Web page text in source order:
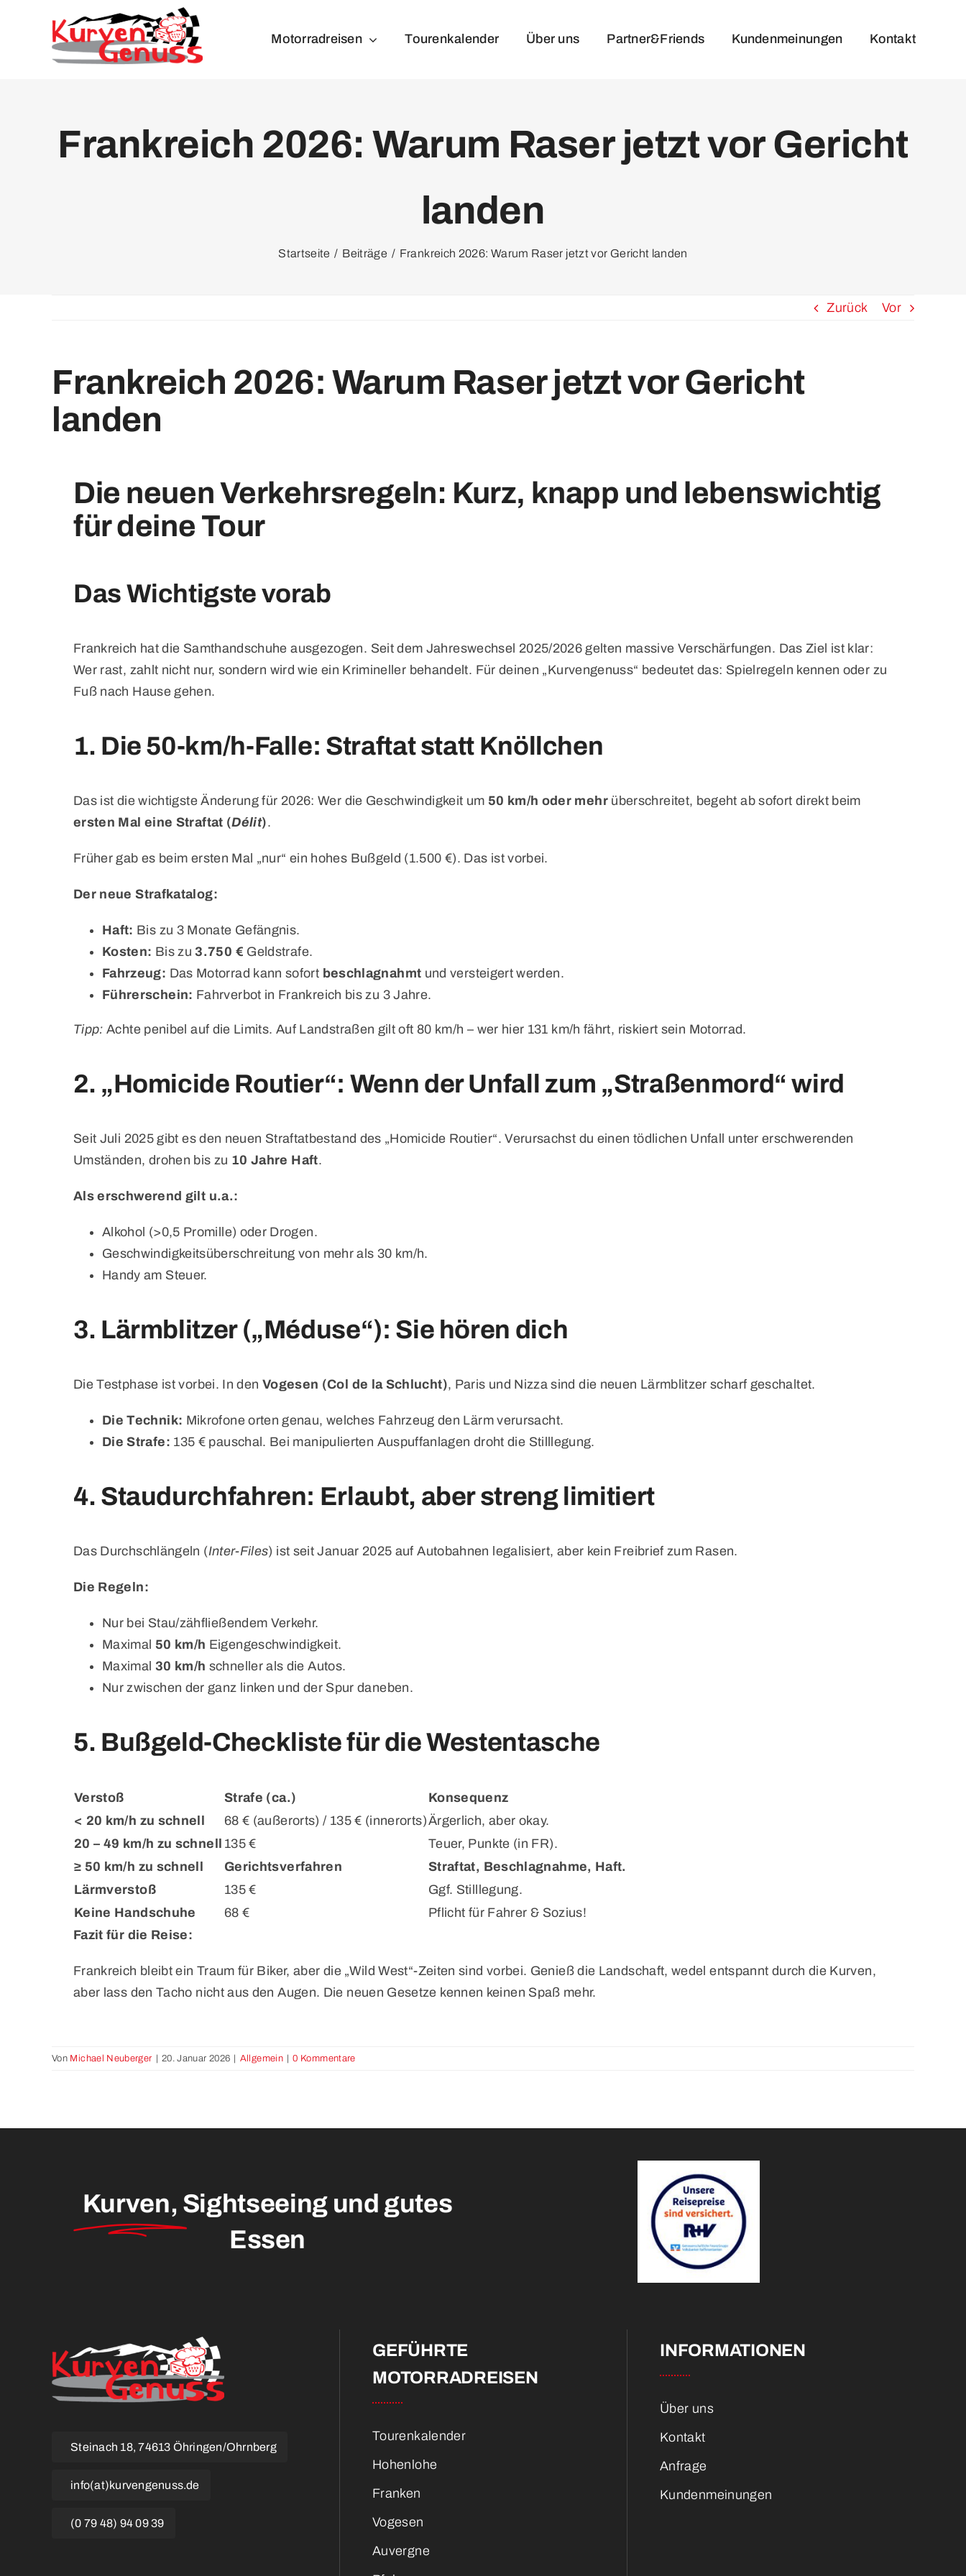
Motorradreisen Tourenkalender Über uns Partner&Friends Kundenmeinungen Kontakt
Frankreich 2026: Warum Raser jetzt vor Gericht
landen
Startseite Beiträge Frankreich 2026: Warum Raser jetzt vor Gericht landen
Zurück Vor
Frankreich 2026: Warum Raser jetzt vor Gericht
landen
Die neuen Verkehrsregeln: Kurz, knapp und lebenswichtig
für deine Tour
Das Wichtigste vorab
Frankreich hat die Samthandschuhe ausgezogen. Seit dem Jahreswechsel 2025/2026 gelten massive Verschärfungen. Das Ziel ist klar:
Wer rast, zahlt nicht nur, sondern wird wie ein Krimineller behandelt. Für deinen „Kurvengenuss“ bedeutet das: Spielregeln kennen oder zu
Fuß nach Hause gehen.
1. Die 50-km/h-Falle: Straftat statt Knöllchen
Das ist die wichtigste Änderung für 2026: Wer die Geschwindigkeit um 50 km/h oder mehrüberschreitet, begeht ab sofort direkt beim
ersten Mal eine Straftat (Délit).
Früher gab es beim ersten Mal „nur“ ein hohes Bußgeld (1.500 €). Das ist vorbei.
Der neue Strafkatalog:
Haft: Bis zu 3 Monate Gefängnis.
Kosten: Bis zu3.750 € Geldstrafe.
Fahrzeug: Das Motorrad kann sofort beschlagnahmt und versteigert werden.
Führerschein: Fahrverbot in Frankreich bis zu 3 Jahre.
Tipp: Achte penibel auf die Limits. Auf Landstraßen gilt oft 80 km/h – wer hier 131 km/h fährt, riskiert sein Motorrad.
2. „Homicide Routier“: Wenn der Unfall zum „Straßenmord“ wird
Seit Juli 2025 gibt es den neuen Straftatbestand des „Homicide Routier“. Verursachst du einen tödlichen Unfall unter erschwerenden
Umständen, drohen bis zu 10 Jahre Haft.
Als erschwerend gilt u.a.:
Alkohol (>0,5 Promille) oder Drogen.
Geschwindigkeitsüberschreitung von mehr als 30 km/h.
Handy am Steuer.
3. Lärmblitzer („Méduse“): Sie hören dich
Die Testphase ist vorbei. In den Vogesen (Col de la Schlucht), Paris und Nizza sind die neuen Lärmblitzer scharf geschaltet.
Die Technik: Mikrofone orten genau, welches Fahrzeug den Lärm verursacht.
Die Strafe: 135 € pauschal. Bei manipulierten Auspuffanlagen droht die Stilllegung.
4. Staudurchfahren: Erlaubt, aber streng limitiert
Das Durchschlängeln (Inter-Files) ist seit Januar 2025 auf Autobahnen legalisiert, aber kein Freibrief zum Rasen.
Die Regeln:
Nur bei Stau/zähfließendem Verkehr.
Maximal 50 km/h Eigengeschwindigkeit.
Maximal 30 km/h schneller als die Autos.
Nur zwischen der ganz linken und der Spur daneben.
5. Bußgeld-Checkliste für die Westentasche
Verstoß Strafe (ca.)
Konsequenz
< 20 km/h zu schnell
68 € (außerorts) / 135 € (innerorts)Ärgerlich, aber okay.
20 – 49 km/h zu schnell
135 €
Teuer, Punkte (in FR).
≥ 50 km/h zu schnell
Gerichtsverfahren
Straftat, Beschlagnahme, Haft.
Lärmverstoß
135 €
Ggf. Stilllegung.
Keine Handschuhe
68 €
Pflicht für Fahrer & Sozius!
Fazit für die Reise:
Frankreich bleibt ein Traum für Biker, aber die „Wild West“-Zeiten sind vorbei. Genieß die Landschaft, wedel entspannt durch die Kurven,
aber lass den Tacho nicht aus den Augen. Die neuen Gesetze kennen keinen Spaß mehr.
Von Michael Neuberger 20. Januar 2026 Allgemein 0 Kommentare
Kurven, Sightseeing und gutes
Essen
Steinach 18, 74613 Öhringen/Ohrnberg
info(at)kurvengenuss.de
(0 79 48) 94 09 39
GEFÜHRTE
MOTORRADREISEN
Tourenkalender
Hohenlohe
Franken
Vogesen
Auvergne
INFORMATIONEN
Über uns
Kontakt
Anfrage
Kundenmeinungen